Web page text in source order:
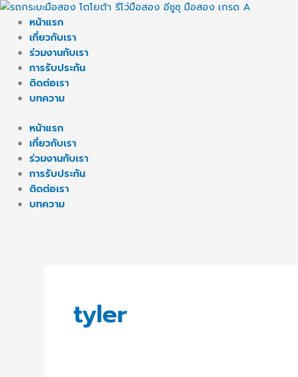
Skip
content
หน้าแรก
เกี่ยวกับเรา
ร่วมงานกับเรา
การรับประกัน
ติดต่อเรา
บทความ
หน้าแรก
เกี่ยวกับเรา
ร่วมงานกับเรา
การรับประกัน
ติดต่อเรา
บทความ
tyler